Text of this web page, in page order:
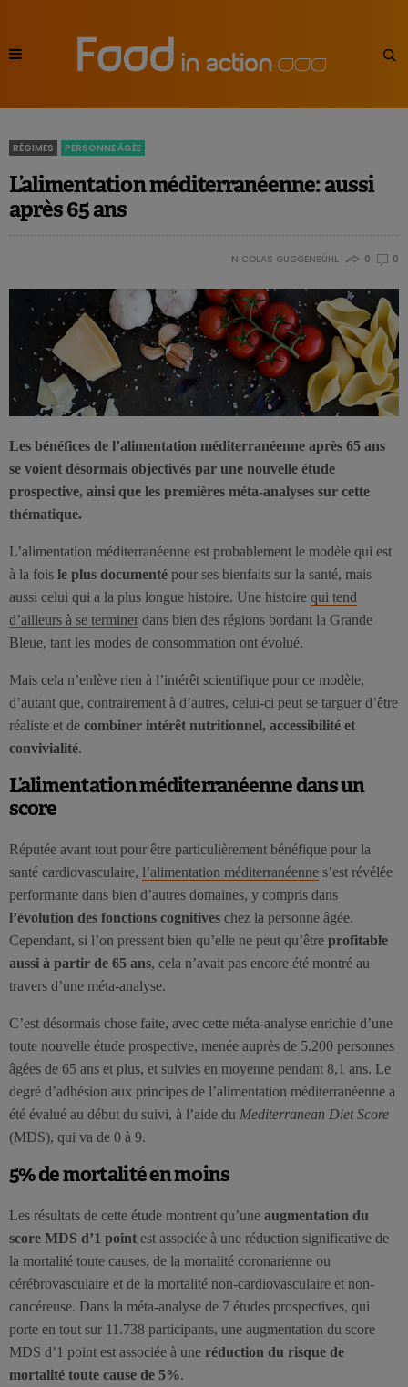
RÉGIMES PERSONNE ÂGÉE
L’alimentation méditerranéenne: aussi
après 65 ans
NICOLAS GUGGENBÜHL 0 0
Les bénéfices de l’alimentation méditerranéenne après 65 ans
se voient désormais objectivés par une nouvelle étude
prospective, ainsi que les premières méta-analyses sur cette
thématique.
L’alimentation méditerranéenne est probablement le modèle qui est
à la fois le plus documenté pour ses bienfaits sur la santé, mais
aussi celui qui a la plus longue histoire. Une histoire qui tend
d’ailleurs à se terminer dans bien des régions bordant la Grande
Bleue, tant les modes de consommation ont évolué.
Mais cela n’enlève rien à l’intérêt scientifique pour ce modèle,
d’autant que, contrairement à d’autres, celui-ci peut se targuer d’être
réaliste et de combiner intérêt nutritionnel, accessibilité et
convivialité.
L’alimentation méditerranéenne dans un
score
Réputée avant tout pour être particulièrement bénéfique pour la
santé cardiovasculaire, l’alimentation méditerranéenne s’est révélée
performante dans bien d’autres domaines, y compris dans
l’évolution des fonctions cognitives chez la personne âgée.
Cependant, si l’on pressent bien qu’elle ne peut qu’être profitable
aussi à partir de 65 ans, cela n’avait pas encore été montré au
travers d’une méta-analyse.
C’est désormais chose faite, avec cette méta-analyse enrichie d’une
toute nouvelle étude prospective, menée auprès de 5.200 personnes
âgées de 65 ans et plus, et suivies en moyenne pendant 8,1 ans. Le
degré d’adhésion aux principes de l’alimentation méditerranéenne a
été évalué au début du suivi, à l’aide du Mediterranean Diet Score
(MDS), qui va de 0 à 9.
5% de mortalité en moins
Les résultats de cette étude montrent qu’une augmentation du
score MDS d’1 point est associée à une réduction significative de
la mortalité toute causes, de la mortalité coronarienne ou
cérébrovasculaire et de la mortalité non-cardiovasculaire et non-
cancéreuse. Dans la méta-analyse de 7 études prospectives, qui
porte en tout sur 11.738 participants, une augmentation du score
MDS d’1 point est associée à une réduction du risque de
mortalité toute cause de 5%.